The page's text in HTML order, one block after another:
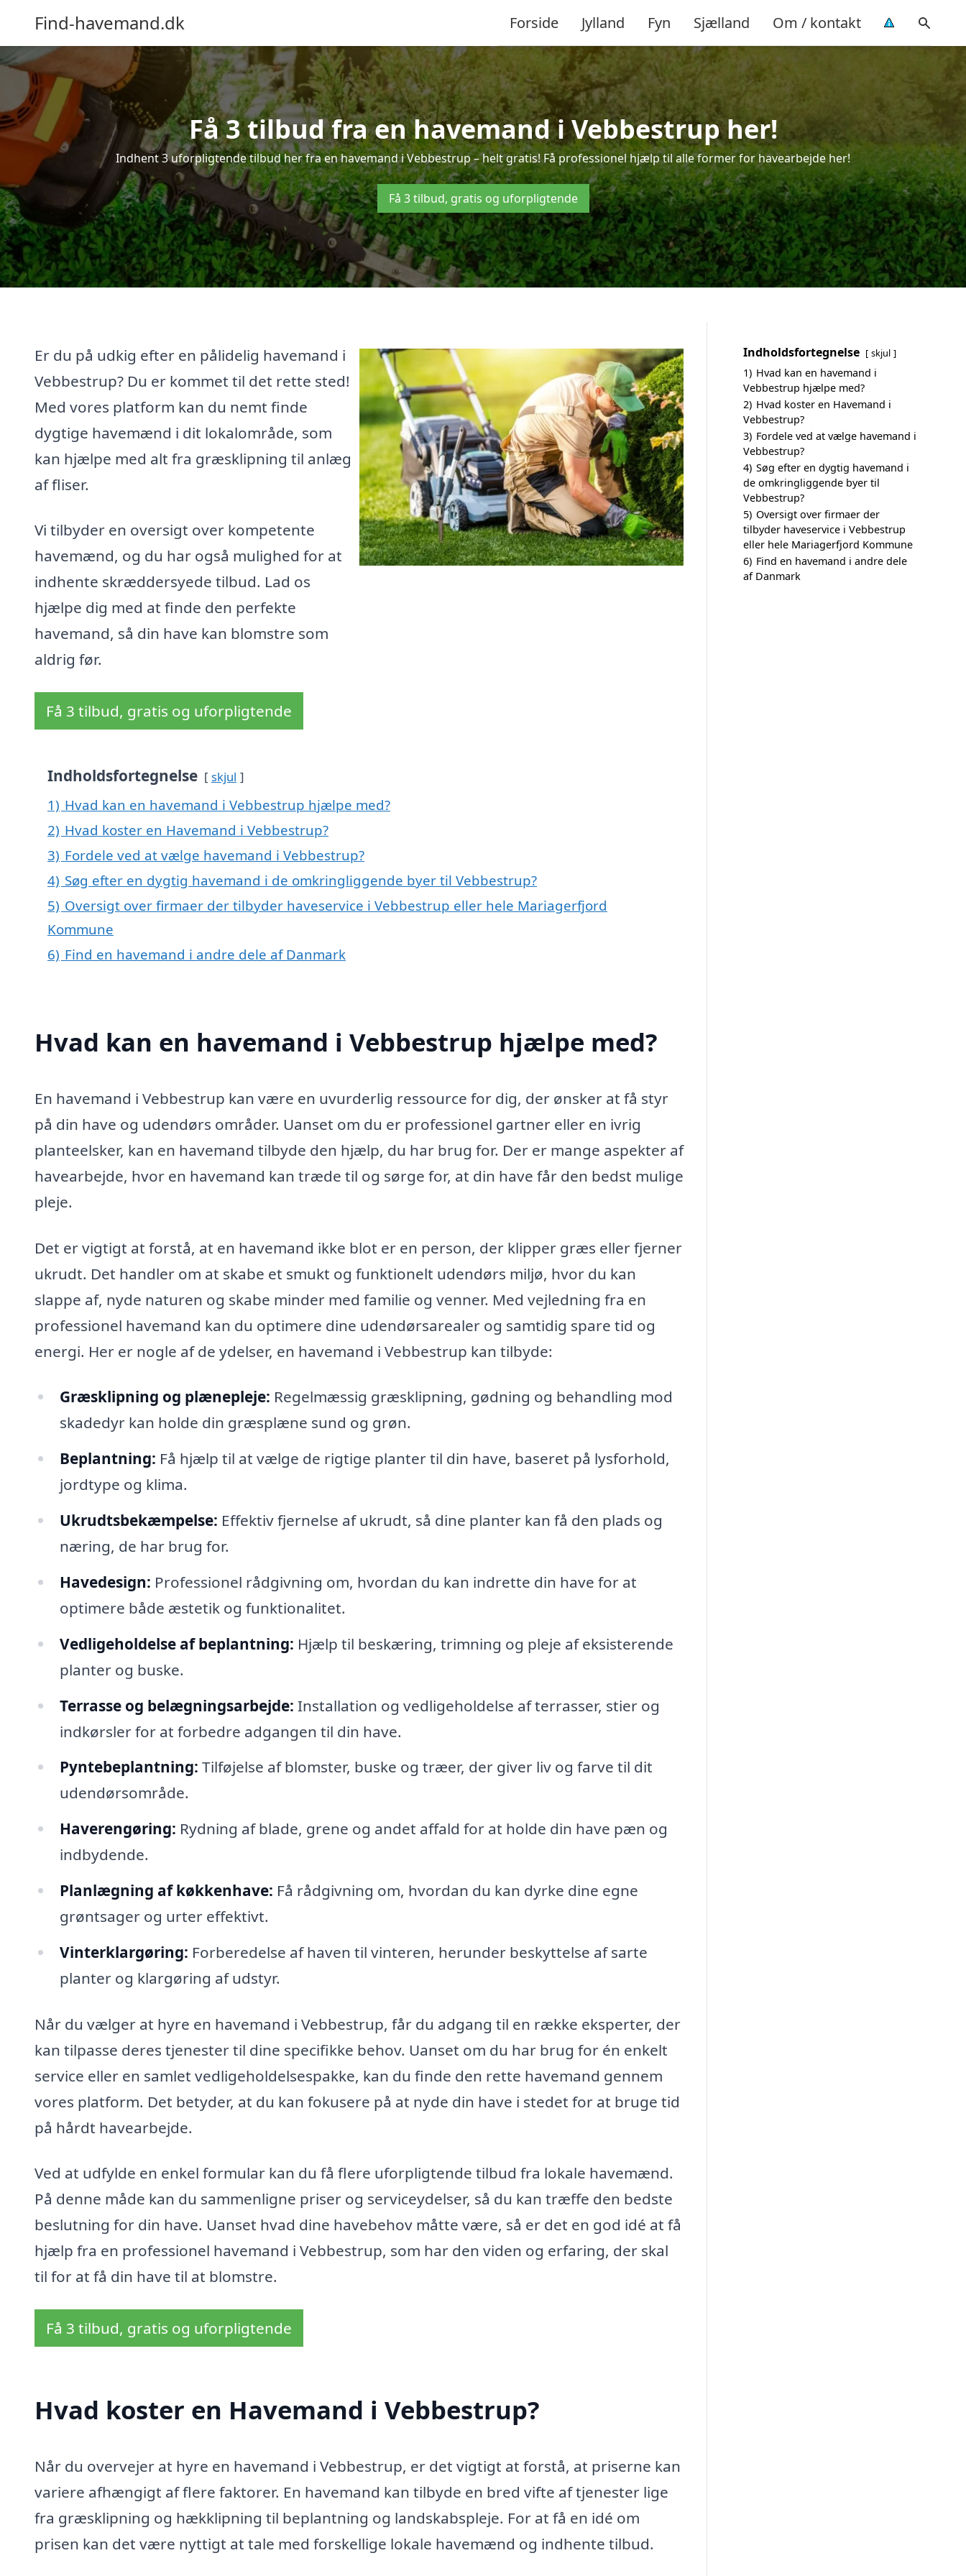
Find-havemand.dk Forside Jylland Fyn Sjælland Om / kontakt
Få 3 tilbud fra en havemand i Vebbestrup her!
Indhent 3 uforpligtende tilbud her fra en havemand i Vebbestrup – helt gratis! Få professionel hjælp til alle former for havearbejde her!
Få 3 tilbud, gratis og uforpligtende
Er du på udkig efter en pålidelig havemand i
Vebbestrup? Du er kommet til det rette sted!
Med vores platform kan du nemt finde
dygtige havemænd i dit lokalområde, som
kan hjælpe med alt fra græsklipning til anlæg
af fliser.
Vi tilbyder en oversigt over kompetente
havemænd, og du har også mulighed for at
indhente skræddersyede tilbud. Lad os
hjælpe dig med at finde den perfekte
havemand, så din have kan blomstre som
aldrig før.
Få 3 tilbud, gratis og uforpligtende
Indholdsfortegnelse skjul
1) Hvad kan en havemand i Vebbestrup hjælpe med?
2) Hvad koster en Havemand i Vebbestrup?
3) Fordele ved at vælge havemand i Vebbestrup?
4) Søg efter en dygtig havemand i de omkringliggende byer til Vebbestrup?
5) Oversigt over firmaer der tilbyder haveservice i Vebbestrup eller hele Mariagerfjord
Kommune
6) Find en havemand i andre dele af Danmark
Hvad kan en havemand i Vebbestrup hjælpe med?
En havemand i Vebbestrup kan være en uvurderlig ressource for dig, der ønsker at få styr
på din have og udendørs områder. Uanset om du er professionel gartner eller en ivrig
planteelsker, kan en havemand tilbyde den hjælp, du har brug for. Der er mange aspekter af
havearbejde, hvor en havemand kan træde til og sørge for, at din have får den bedst mulige
pleje.
Det er vigtigt at forstå, at en havemand ikke blot er en person, der klipper græs eller fjerner
ukrudt. Det handler om at skabe et smukt og funktionelt udendørs miljø, hvor du kan
slappe af, nyde naturen og skabe minder med familie og venner. Med vejledning fra en
professionel havemand kan du optimere dine udendørsarealer og samtidig spare tid og
energi. Her er nogle af de ydelser, en havemand i Vebbestrup kan tilbyde:
Græsklipning og plænepleje: Regelmæssig græsklipning, gødning og behandling mod
skadedyr kan holde din græsplæne sund og grøn.
Beplantning: Få hjælp til at vælge de rigtige planter til din have, baseret på lysforhold,
jordtype og klima.
Ukrudtsbekæmpelse: Effektiv fjernelse af ukrudt, så dine planter kan få den plads og
næring, de har brug for.
Havedesign: Professionel rådgivning om, hvordan du kan indrette din have for at
optimere både æstetik og funktionalitet.
Vedligeholdelse af beplantning: Hjælp til beskæring, trimning og pleje af eksisterende
planter og buske.
Terrasse og belægningsarbejde: Installation og vedligeholdelse af terrasser, stier og
indkørsler for at forbedre adgangen til din have.
Pyntebeplantning: Tilføjelse af blomster, buske og træer, der giver liv og farve til dit
udendørsområde.
Haverengøring: Rydning af blade, grene og andet affald for at holde din have pæn og
indbydende.
Planlægning af køkkenhave: Få rådgivning om, hvordan du kan dyrke dine egne
grøntsager og urter effektivt.
Vinterklargøring: Forberedelse af haven til vinteren, herunder beskyttelse af sarte
planter og klargøring af udstyr.
Når du vælger at hyre en havemand i Vebbestrup, får du adgang til en række eksperter, der
kan tilpasse deres tjenester til dine specifikke behov. Uanset om du har brug for én enkelt
service eller en samlet vedligeholdelsespakke, kan du finde den rette havemand gennem
vores platform. Det betyder, at du kan fokusere på at nyde din have i stedet for at bruge tid
på hårdt havearbejde.
Ved at udfylde en enkel formular kan du få flere uforpligtende tilbud fra lokale havemænd.
På denne måde kan du sammenligne priser og serviceydelser, så du kan træffe den bedste
beslutning for din have. Uanset hvad dine havebehov måtte være, så er det en god idé at få
hjælp fra en professionel havemand i Vebbestrup, som har den viden og erfaring, der skal
til for at få din have til at blomstre.
Få 3 tilbud, gratis og uforpligtende
Hvad koster en Havemand i Vebbestrup?
Når du overvejer at hyre en havemand i Vebbestrup, er det vigtigt at forstå, at priserne kan
variere afhængigt af flere faktorer. En havemand kan tilbyde en bred vifte af tjenester lige
fra græsklipning og hækklipning til beplantning og landskabspleje. For at få en idé om
prisen kan det være nyttigt at tale med forskellige lokale havemænd og indhente tilbud.
Indholdsfortegnelse skjul
1) Hvad kan en havemand i
Vebbestrup hjælpe med?
2) Hvad koster en Havemand i
Vebbestrup?
3) Fordele ved at vælge havemand i
Vebbestrup?
4) Søg efter en dygtig havemand i
de omkringliggende byer til
Vebbestrup?
5) Oversigt over firmaer der
tilbyder haveservice i Vebbestrup
eller hele Mariagerfjord Kommune
6) Find en havemand i andre dele
af Danmark